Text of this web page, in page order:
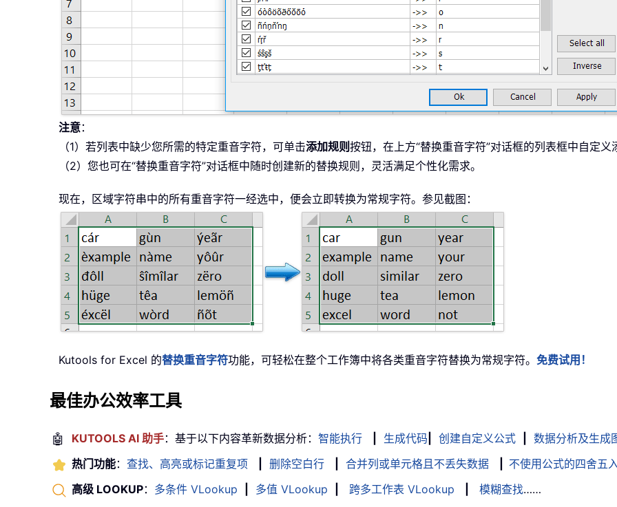
注意：
（1）若列表中缺少您所需的特定重音字符，可单击添加规则按钮，在上方“替换重音字符”对话框的列表框中自定义
（2）您也可在“替换重音字符”对话框中随时创建新的替换规则，灵活满足个性化需求。
现在，区域字符串中的所有重音字符一经选中，便会立即转换为常规字符。参见截图：
Kutools for Excel 的替换重音字符功能，可轻松在整个工作簿中将各类重音字符替换为常规字符。 免费试用！
最佳办公效率工具
🤖 KUTOOLS AI 助手：基于以下内容革新数据分析： 智能执行 生成代码 创建自定义公式 数据分析及生成
热门功能： 查找、高亮或标记重复项 删除空白行 合并列或单元格且不丢失数据 不使用公式的四舍五
高级 LOOKUP： 多条件 VLookup 多值 VLookup 跨多工作表 VLookup 模糊查找……